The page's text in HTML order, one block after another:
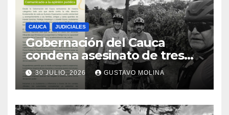
CAUCA JUDICIALES
Gobernación del Cauca
condena asesinato de tres
ciudadanos y exige medidas
urgentes al Gobierno
Nacional
30 JULIO, 2026 GUSTAVO MOLINA